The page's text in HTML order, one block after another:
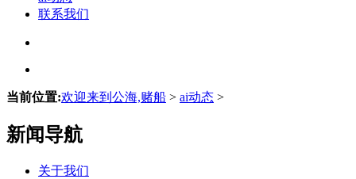
联系我们
当前位置:欢迎来到公海,赌船 > ai动态 >
新闻导航
关于我们